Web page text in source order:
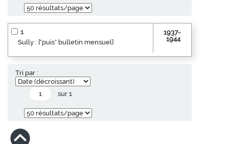
1
Sully : ["puis" bulletin mensuel]
1937-
1944
Tri par :
sur 1